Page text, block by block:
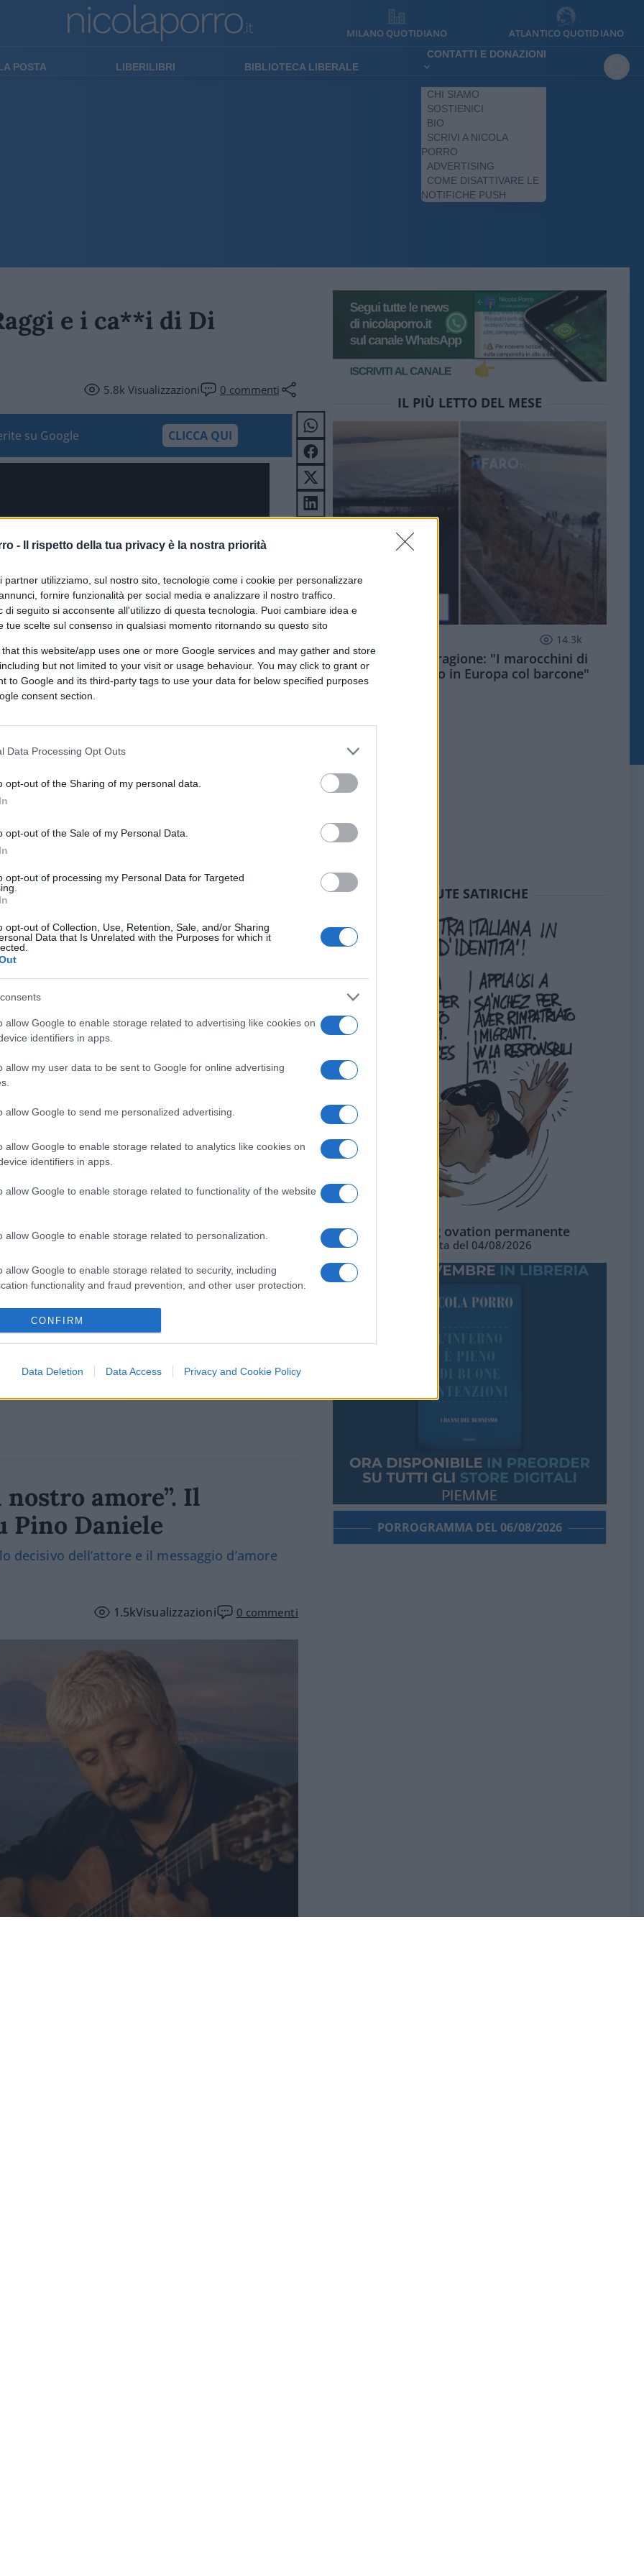
- Il rispetto della tua privacy è la nostra priorità
partner utilizziamo, sul nostro sito, tecnologie come i cookie per personalizzare
fornire funzionalità per social media e analizzare il nostro traffico.
di seguito si acconsente all'utilizzo di questa tecnologia. Puoi cambiare idea e
tue scelte sul consenso in qualsiasi momento ritornando su questo sito
that this website/app uses one or more Google services and may gather and store
but not limited to your visit or usage behaviour. You may click to grant or
to Google and its third-party tags to use your data for below specified purposes
consent section.
Data Processing Opt Outs
opt-out of the Sharing of my personal data.
opt-out of the Sale of my Personal Data.
opt-out of processing my Personal Data for Targeted
opt-out of Collection, Use, Retention, Sale, and/or Sharing
Data that Is Unrelated with the Purposes for which it
allow Google to enable storage related to advertising like cookies on
identifiers in apps.
allow my user data to be sent to Google for online advertising
allow Google to send me personalized advertising.
allow Google to enable storage related to analytics like cookies on
identifiers in apps.
allow Google to enable storage related to functionality of the website
allow Google to enable storage related to personalization.
allow Google to enable storage related to security, including
functionality and fraud prevention, and other user protection.
CONFIRM
Data Deletion Data Access Privacy and Cookie Policy
MILANO QUOTIDIANO ATLANTICO QUOTIDIANO
POSTA LIBERILIBRI BIBLIOTECA LIBERALE
CONTATTI E DONAZIONI
CHI SIAMO
SOSTIENICI
BIO
SCRIVI A NICOLA
PORRO
ADVERTISING
COME DISATTIVARE LE
NOTIFICHE PUSH
e i ca**i di Di
5.8kVisualizzazioni 0 commenti
su Google CLICCA QUI
detto e scritto come la penso: tanto
di teoremi che alla prova dei fatti si
tanti. Detto questo, la reazione di
come spiego nel video. Non
diAlessandro Di Battista a quelle illazioni
ai quali è attualmetne in viaggio negli
breve video sopra.
di Alessandro Di Battista
02:03
amore”. Il
Pino Daniele
decisivo dell’attore e il messaggio d’amore
1.5kVisualizzazioni 0 commenti
IL PIÙ LETTO DEL MESE
14.3k
Meloni aveva ragione: "I marocchini di
Ceuta sbarcano in Europa col barcone"
SEDUTE SATIRICHE
La standing ovation permanente
Vignetta del 04/08/2026
PORROGRAMMA DEL 06/08/2026